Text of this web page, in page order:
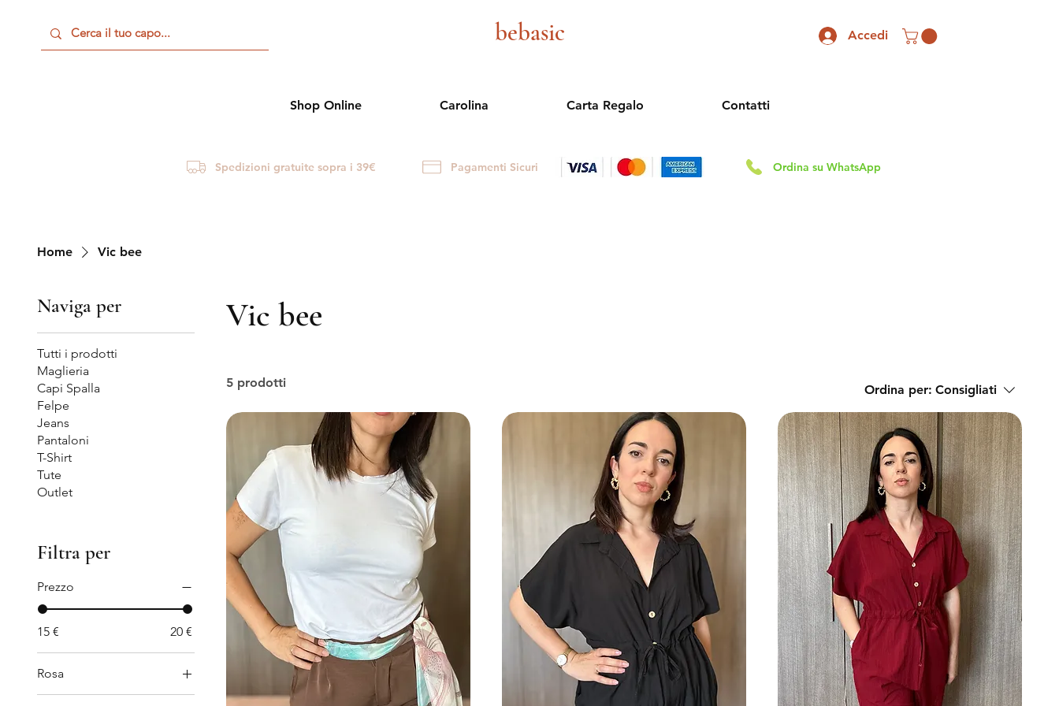
bebasic Accedi
Shop Online Carolina Carta Regalo Contatti
Spedizioni gratuite sopra i 39€ Pagamenti Sicuri Ordina su WhatsApp
Home Vic bee
Naviga per
Tutti i prodotti
Maglieria
Capi Spalla
Felpe
Jeans
Pantaloni
T-Shirt
Tute
Outlet
Filtra per
Prezzo
15 € 20 €
Rosa
Vic bee
5 prodotti Ordina per: Consigliati